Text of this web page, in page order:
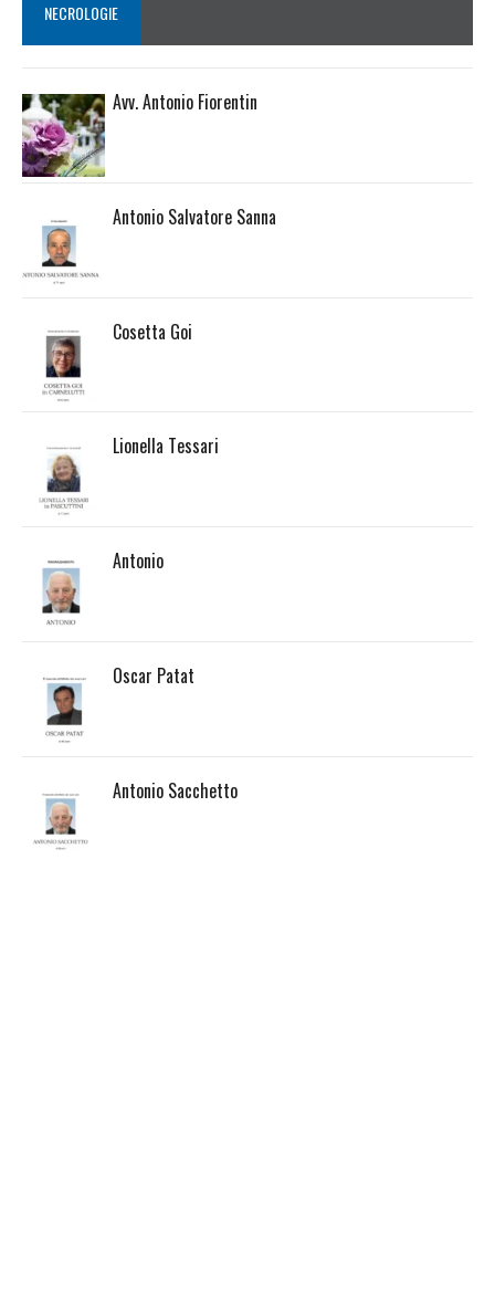
NECROLOGIE
Avv. Antonio Fiorentin
Antonio Salvatore Sanna
Cosetta Goi
Lionella Tessari
Antonio
Oscar Patat
Antonio Sacchetto